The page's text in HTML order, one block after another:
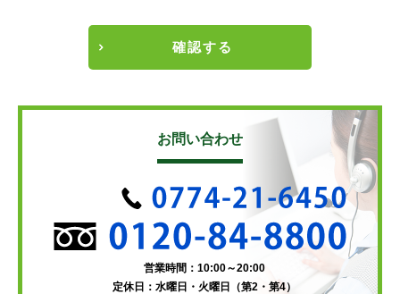
確認する
お問い合わせ
営業時間：10:00～20:00
定休日：水曜日・火曜日（第2・第4）